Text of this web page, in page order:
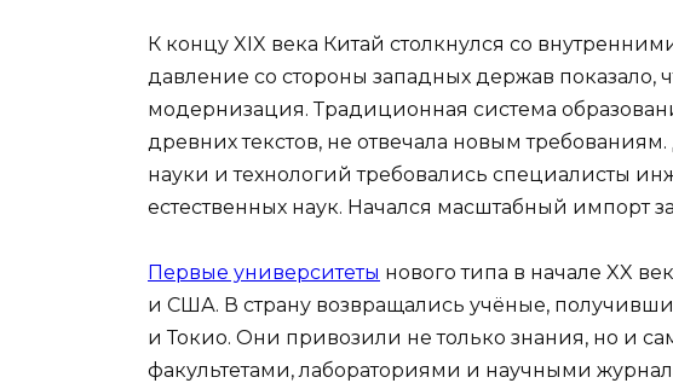
К концу XIX века Китай столкнулся со
давление со стороны западных держав показало,
модернизация. Традиционная система
древних текстов, не отвечала новым
науки и технологий требовались специалисты
естественных наук. Начался масштабный импорт
Первые университеты нового типа в начале XX
и США. В страну возвращались учёные,
и Токио. Они привозили не только знания, но и
факультетами, лабораториями и научными